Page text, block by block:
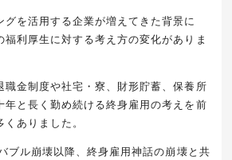
グを活用する企業が増えてきた背景に
福利厚生に対する考え方の変化がありま
職金制度や社宅・寮、財形貯蓄、保養所
年と長く勤め続ける終身雇用の考えを前
ありました。
ブル崩壊以降、終身雇用神話の崩壊と共